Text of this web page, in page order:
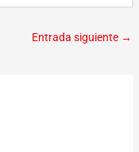
Entrada siguiente →